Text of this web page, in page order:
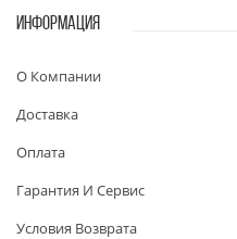
ИНФОРМАЦИЯ
О Компании
Доставка
Оплата
Гарантия И Сервис
Условия Возврата